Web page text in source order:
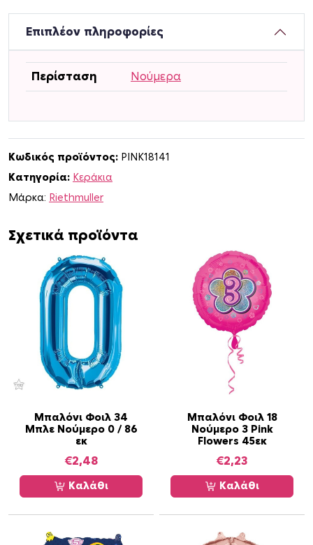
ί
o
Ν
ο
π
Επιπλέον πληροφορίες
Περίσταση Νούμερα
Κωδικός προϊόντος: PINK18141
Κατηγορία: Κεράκια
Μάρκα: Riethmuller
Σχετικά προϊόντα
Μπαλόνι Φοιλ 34
Μπλε Νούμερο 0 / 86
εκ
€2,48
Καλάθι
Μπαλόνι Φοιλ 18
Νούμερο 3 Pink
Flowers 45εκ
€2,23
Καλάθι